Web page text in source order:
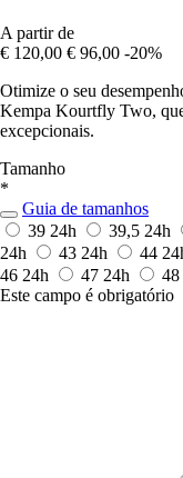
A partir de
€ 120,00 € 96,00 -20%
Otimize o seu
Kempa Kourtfly Two,
excepcionais.
Tamanho
*
Guia de tamanhos
39 24h 39,5 24h
24h
43 24h 44
46 24h 47 24h 48
Este campo é obrigatório